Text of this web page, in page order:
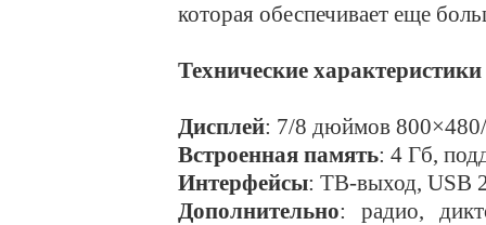
которая обеспечивает еще
Технические
Дисплей: 7/8 дюймов
Встроенная память: 4 Гб,
Интерфейсы: ТВ-выход, USB
Дополнительно: радио,